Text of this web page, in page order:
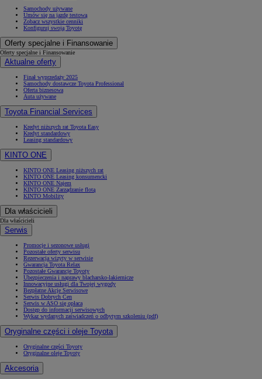
Samochody używane
Umów się na jazdę testową
Zobacz wszystkie cenniki
Konfiguruj swoją Toyotę
Oferty specjalne i Finansowanie
Oferty specjalne i Finansowanie
Aktualne oferty
Finał wyprzedaży 2025
Samochody dostawcze Toyota Professional
Oferta biznesowa
Auta używane
Toyota Financial Services
Kredyt niższych rat Toyota Easy
Kredyt standardowy
Leasing standardowy
KINTO ONE
KINTO ONE Leasing niższych rat
KINTO ONE Leasing konsumencki
KINTO ONE Najem
KINTO ONE Zarządzanie flotą
KINTO Mobility
Dla właścicieli
Dla właścicieli
Serwis
Promocje i sezonowe usługi
Pozostałe oferty serwisu
Rezerwacja wizyty w serwisie
Gwarancja Toyota Relax
Pozostałe Gwarancje Toyoty
Ubezpieczenia i naprawy blacharsko-lakiernicze
Innowacyjne usługi dla Twojej wygody
Bezpłatne Akcje Serwisowe
Serwis Dobrych Cen
Serwis w ASO się opłaca
Dostęp do informacji serwisowych
Wykaz wydanych zaświadczeń o odbytym szkoleniu (pdf)
Oryginalne części i oleje Toyota
Oryginalne części Toyoty
Oryginalne oleje Toyoty
Akcesoria